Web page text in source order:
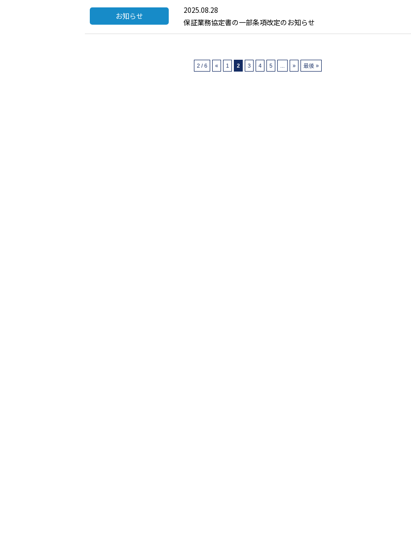
お知らせ
2025.08.28
保証業務協定書の一部条項改定のお知らせ
2 / 6 « 1 2 3 4 5 » 最後 »